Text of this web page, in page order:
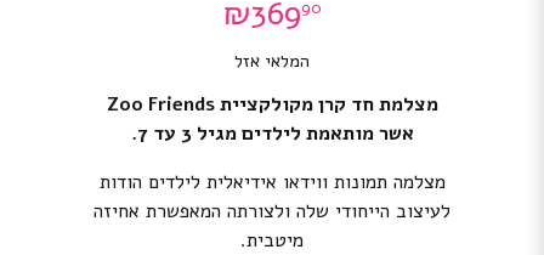
₪36990
המלאי אזל
מצלמת חד קרן מקולקציית Zoo Friends
אשר מותאמת לילדים מגיל 3 עד 7.
מצלמה תמונות ווידאו אידיאלית לילדים הודות
לעיצוב הייחודי שלה ולצורתה המאפשרת אחיזה
מיטבית.